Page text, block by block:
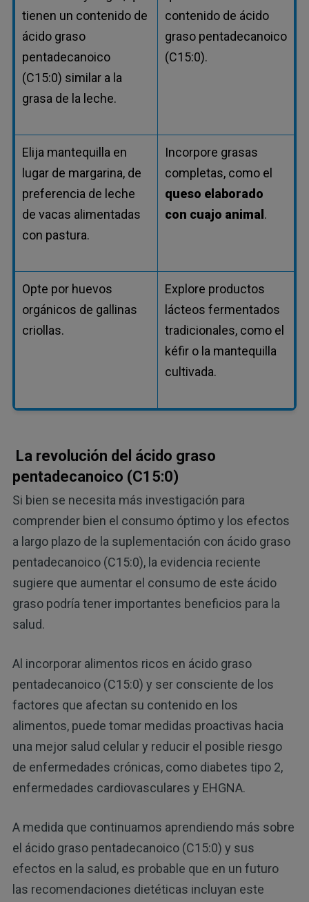
tienen un contenido de
ácido graso
pentadecanoico
(C15:0) similar a la
grasa de la leche.
contenido de ácido
graso pentadecanoico
(C15:0).
Elija mantequilla en
lugar de margarina, de
preferencia de leche
de vacas alimentadas
con pastura.
Incorpore grasas
completas, como el
queso elaborado
con cuajo animal.
Opte por huevos
orgánicos de gallinas
criollas.
Explore productos
lácteos fermentados
tradicionales, como el
kéfir o la mantequilla
cultivada.
La revolución del ácido graso
pentadecanoico (C15:0)
Si bien se necesita más investigación para
comprender bien el consumo óptimo y los efectos
a largo plazo de la suplementación con ácido graso
pentadecanoico (C15:0), la evidencia reciente
sugiere que aumentar el consumo de este ácido
graso podría tener importantes beneficios para la
salud.
Al incorporar alimentos ricos en ácido graso
pentadecanoico (C15:0) y ser consciente de los
factores que afectan su contenido en los
alimentos, puede tomar medidas proactivas hacia
una mejor salud celular y reducir el posible riesgo
de enfermedades crónicas, como diabetes tipo 2,
enfermedades cardiovasculares y EHGNA.
A medida que continuamos aprendiendo más sobre
el ácido graso pentadecanoico (C15:0) y sus
efectos en la salud, es probable que en un futuro
las recomendaciones dietéticas incluyan este